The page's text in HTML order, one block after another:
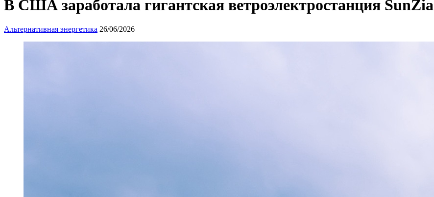
В США заработала гигантская ветроэлектростанция SunZia
Альтернативная энергетика 26/06/2026